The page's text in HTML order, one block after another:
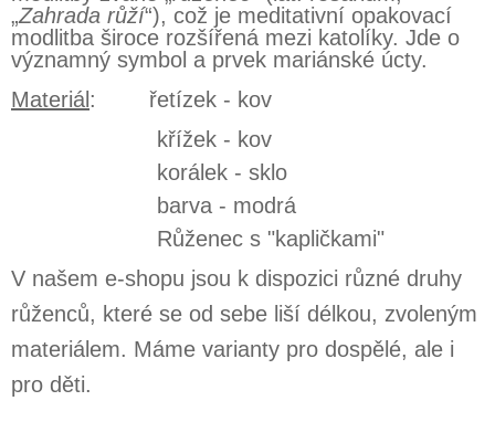
„Zahrada růží“), což je meditativní opakovací
modlitba široce rozšířená mezi katolíky. Jde o
významný symbol a prvek mariánské úcty.
Materiál : řetízek - kov
křížek - kov
korálek - sklo
barva - modrá
Růženec s "kapličkami"
V našem e-shopu jsou k dispozici různé druhy
růženců, které se od sebe liší délkou, zvoleným
materiálem. Máme varianty pro dospělé, ale i
pro děti.